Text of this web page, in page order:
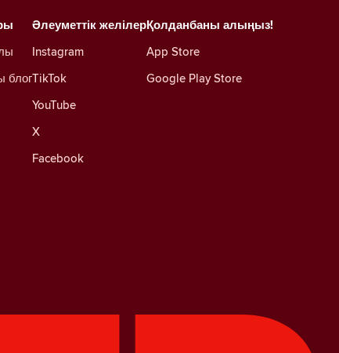
Әлеуметтік желілер
Instagram
TikTok
YouTube
X
Facebook
блог
Қолданбаны алыңыз!
App Store
Google Play Store